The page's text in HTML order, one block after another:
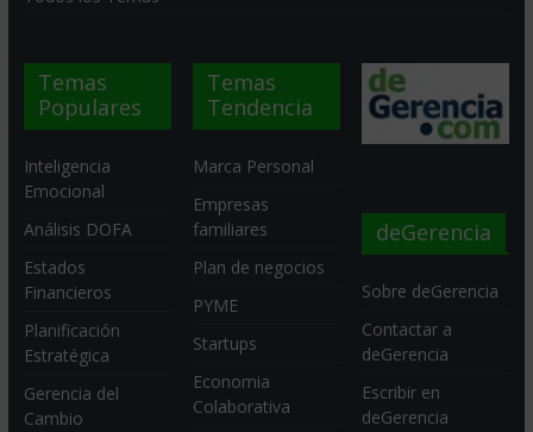
Temas
Populares
Inteligencia
Emocional
Análisis DOFA
Estados
Financieros
Planificación
Estratégica
Gerencia del
Cambio
Temas
Tendencia
Marca Personal
Empresas
familiares
Plan de negocios
PYME
Startups
Economia
Colaborativa
deGerencia
Sobre deGerencia
Contactar a
deGerencia
Escribir en
deGerencia